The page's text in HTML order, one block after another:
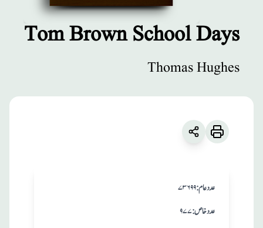
School Days
Tom Brown School Days
Thomas Hughes
۷۳۶۹۹:عدد عام
۹۷۷:عدد خاص